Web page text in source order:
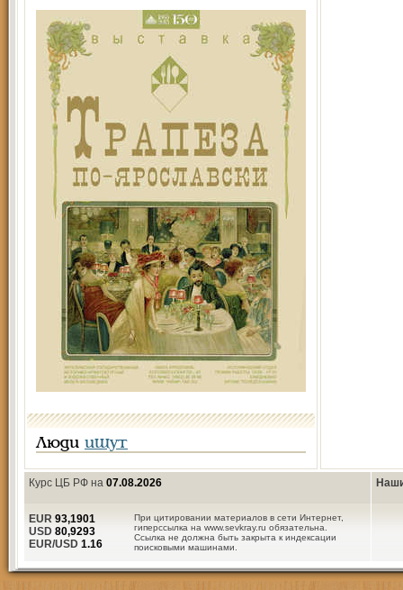
Люди ищут
Курс ЦБ РФ на 07.08.2026
При цитировании материалов в сети Интернет,
гиперссылка на www.sevkray.ru обязательна.
Ссылка не должна быть закрыта к индексации
поисковыми машинами.
EUR 93,1901
USD 80,9293
EUR/USD 1.16